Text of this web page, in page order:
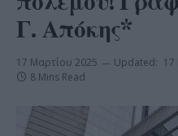
Γ. Απόκης*
17 Μαρτίου 2025 Updated: 17
8 Mins Read